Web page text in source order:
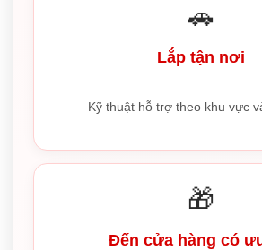
🚗
Lắp tận nơi
Kỹ thuật hỗ trợ theo khu vực
🎁
Đến cửa hàng có